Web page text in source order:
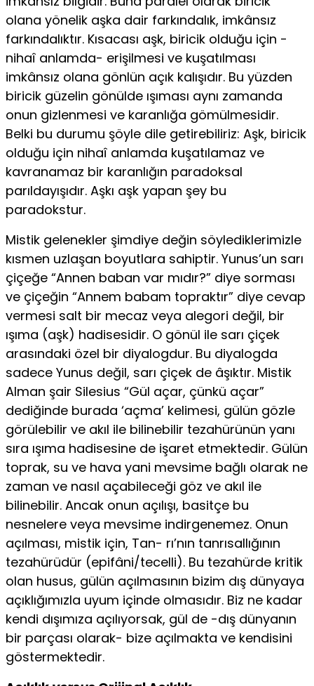
olana yönelik aşka dair farkındalık, imkânsız
farkındalıktır. Kı­sacası aşk, biricik olduğu için -
nihaî anlamda- erişilmesi ve kuşatılması
imkânsız olana gönlün açık kalışıdır. Bu yüzden
biricik güzelin gönülde ışıması aynı zamanda
onun gizlenmesi ve karanlığa gömülmesidir.
Belki bu durumu şöyle dile getirebiliriz: Aşk, biricik
olduğu için nihaî anlam­da kuşatılamaz ve
kavranamaz bir karanlığın paradoksal
parıldayışıdır. Aşkı aşk yapan şey bu
paradokstur.
Mistik gelenekler şimdiye değin söylediklerimizle
kısmen uzlaşan boyutlara sahiptir. Yunus’un sarı
çiçeğe “Annen baban var mıdır?” diye sorması
ve çiçeğin “Annem babam topraktır” diye cevap
vermesi salt bir mecaz veya alegori değil, bir
ışıma (aşk) hadisesidir. O gönül ile sarı çiçek
arasındaki özel bir diyalogdur. Bu diyalogda
sadece Yunus değil, sarı çiçek de âşıktır. Mistik
Alman şair Silesius “Gül açar, çünkü açar”
dediğinde burada ‘açma’ kelimesi, gülün gözle
görülebilir ve akıl ile bilinebilir tezahürünün yanı
sıra ışıma hadisesine de işaret etmektedir. Gülün
toprak, su ve hava yani mevsime bağlı olarak ne
zaman ve na­sıl açabileceği göz ve akıl ile
bilinebilir. Ancak onun açılışı, basitçe bu
nesnelere veya mevsime indirgenemez. Onun
açılması, mistik için, Tan- rı’nın tanrısallığının
tezahürüdür (epifâni/tecelli). Bu tezahürde kritik
olan husus, gülün açılmasının bizim dış dünyaya
açıklığımızla uyum içinde olmasıdır. Biz ne kadar
kendi dışımıza açılıyorsak, gül de -dış dünyanın
bir parçası olarak- bize açılmakta ve kendisini
göstermektedir.